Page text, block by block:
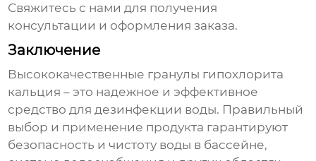
Свяжитесь с нами для получения
консультации и оформления заказа.
Заключение
Высококачественные гранулы гипохлорита
кальция – это надежное и эффективное
средство для дезинфекции воды. Правильный
выбор и применение продукта гарантируют
безопасность и чистоту воды в бассейне,